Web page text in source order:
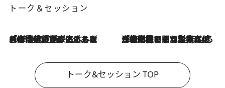
トーク＆セッション
2026.8.3
「今後値上げがあるとすれば…」「リスクがあるのは今年の冬」エネルギー専門家が語る、ホルムズ海峡封鎖が家庭にもたらす“ある心配” 2026.8.3
「住宅建てられない…」「サーチャージ料の高値が続いている」ホルムズ海峡封鎖による影響はいつまで続く？《エネルギー専門家に聞く“どうなる日本の暮らし”》
トーク&セッション TOP